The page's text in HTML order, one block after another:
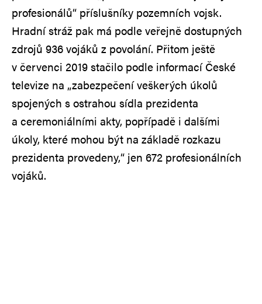
profesionálů“ příslušníky pozemních vojsk.
Hradní stráž pak má podle veřejně dostupných
zdrojů 936 vojáků z povolání. Přitom ještě
v červenci 2019 stačilo podle informací České
televize na „zabezpečení veškerých úkolů
spojených s ostrahou sídla prezidenta
a ceremoniálními akty, popřípadě i dalšími
úkoly, které mohou být na základě rozkazu
prezidenta provedeny,“ jen 672 profesionálních
vojáků.